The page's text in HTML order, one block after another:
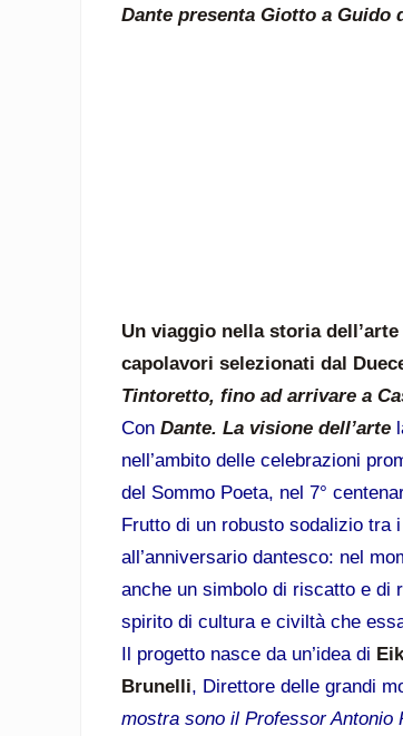
Dante presenta Giotto a Guido
Un viaggio nella storia
capolavori selezionati dal
Tintoretto, fino ad arrivare a
ConDante. La visione dell’arte
nell’ambito delle celebrazioni
del Sommo Poeta, nel 7°
Frutto di un robusto sodalizio tra
all’anniversario dantesco: nel
anche un simbolo di riscatto e di
spirito di cultura e civiltà che
Il progetto nasce da un’idea di
Brunelli, Direttore delle grandi
mostra sono il Professor